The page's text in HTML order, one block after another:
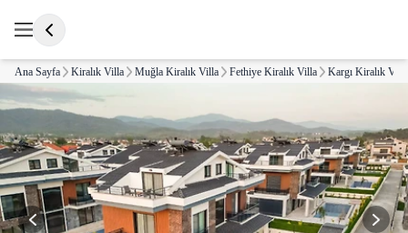
Ana Sayfa Kiralık Villa Muğla Kiralık Villa Fethiye Kiralık Villa Kargı Kiralık Villa